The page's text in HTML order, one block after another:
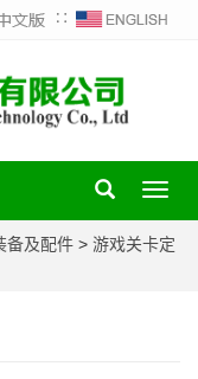
∷
备及配件 > 游戏关卡定